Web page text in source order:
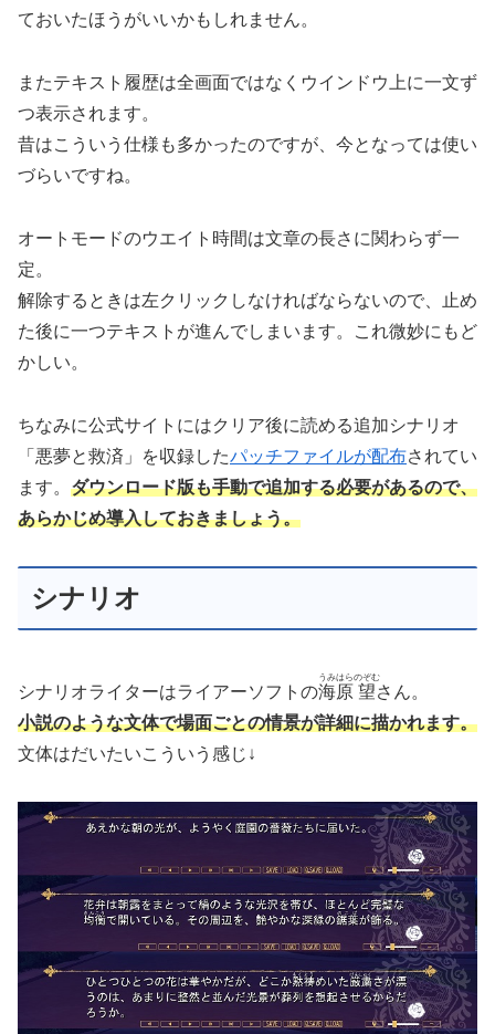
ておいたほうがいいかもしれません。
またテキスト履歴は全画面ではなくウインドウ上に一文ず
つ表示されます。
昔はこういう仕様も多かったのですが、今となっては使い
づらいですね。
オートモードのウエイト時間は文章の長さに関わらず一
定。
解除するときは左クリックしなければならないので、止め
た後に一つテキストが進んでしまいます。これ微妙にもど
かしい。
ちなみに公式サイトにはクリア後に読める追加シナリオ
「悪夢と救済」を収録したパッチファイルが配布されてい
ます。 ダウンロード版も手動で追加する必要があるので、
あらかじめ導入しておきましょう。
シナリオ
シナリオライターはライアーソフトの海原
うみはら
望
のぞむ
さん。
小説のような文体で場面ごとの情景が詳細に描かれます。
文体はだいたいこういう感じ↓